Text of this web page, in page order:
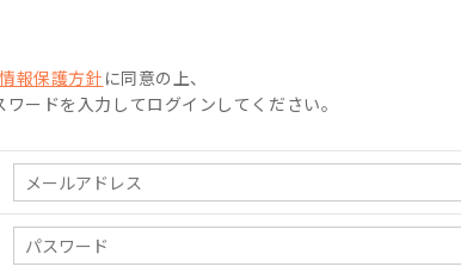
報保護方針 に同意の上、
ードを入力してログインしてください。